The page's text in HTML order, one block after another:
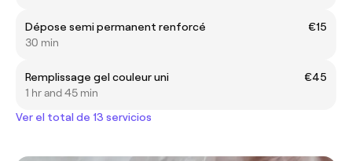
Dépose semi permanent renforcé
€15
30 min
Remplissage gel couleur uni
€45
1 hr and 45 min
Ver el total de 13 servicios